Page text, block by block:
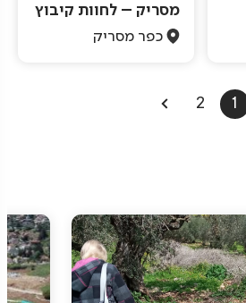
מסריק – לחוות קיבוץ
כפר מסריק
1
2